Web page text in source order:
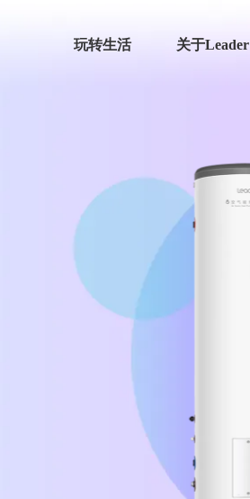
玩转生活 关于Leader